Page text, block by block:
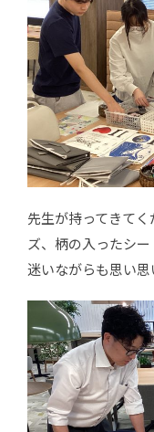
先生が持ってきて
ズ、柄の入ったシ
迷いながらも思い